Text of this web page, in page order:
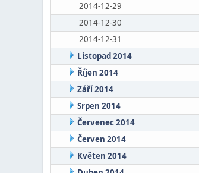
2014-12-29
2014-12-30
2014-12-31
Listopad 2014
Říjen 2014
Září 2014
Srpen 2014
Červenec 2014
Červen 2014
Květen 2014